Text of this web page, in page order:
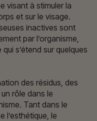
visant à stimuler la
et sur le visage.
inactives sont
par l’organisme,
s’étend sur quelques
des résidus, des
rôle dans le
Tant dans le
l’esthétique, le